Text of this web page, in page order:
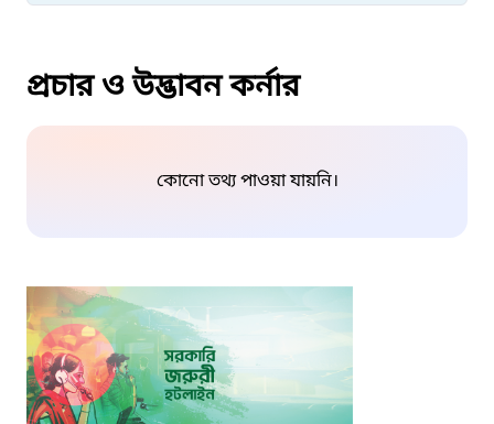
প্রচার ও উদ্ভাবন কর্নার
কোনো তথ্য পাওয়া যায়নি।